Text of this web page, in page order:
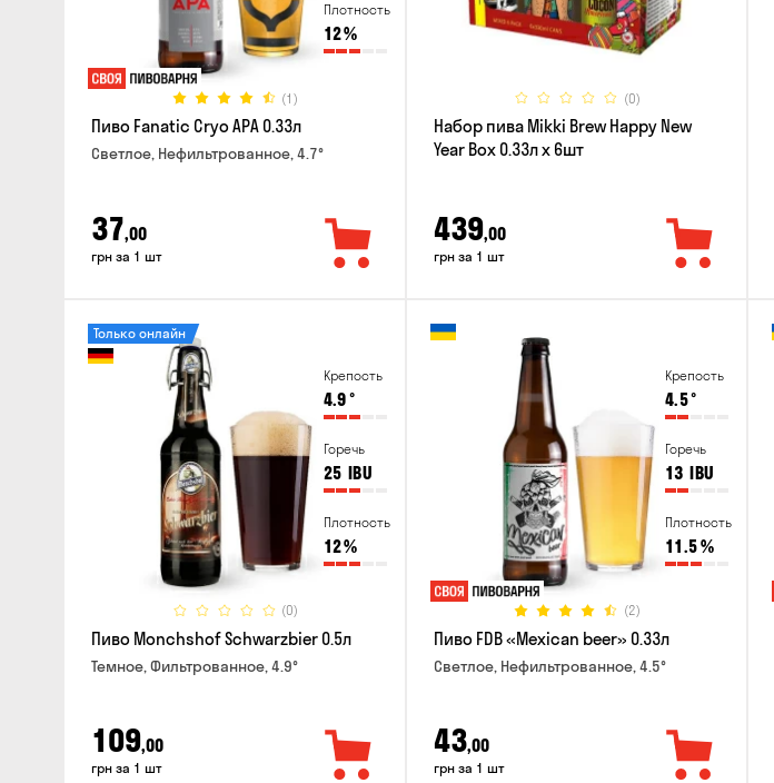
Плотность
12%
(1)
Пиво Fanatic Cryo APA 0.33л
Светлое, Нефильтрованное, 4.7°
37,00
грн за 1 шт
(0)
Набор пива Mikki Brew Happy New
Year Box 0.33л x 6шт
439,00
грн за 1 шт
Крепость
4.9°
Горечь
25 IBU
Плотность
12%
(0)
Только онлайн
Пиво Monchshof Schwarzbier 0.5л
Темное, Фильтрованное, 4.9°
109,00
грн за 1 шт
Крепость
4.5°
Горечь
13 IBU
Плотность
11.5%
(2)
Пиво FDB «Mexican beer» 0.33л
Светлое, Нефильтрованное, 4.5°
43,00
грн за 1 шт